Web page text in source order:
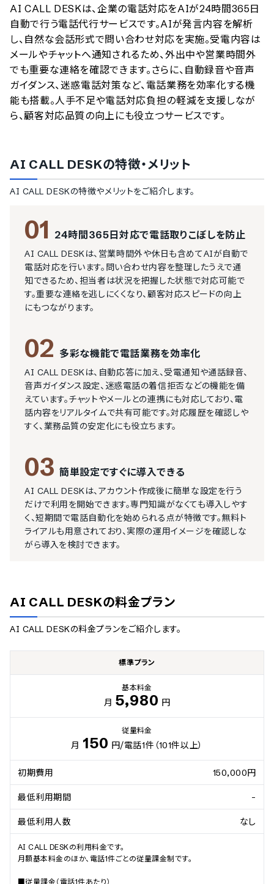
情報更新者：AI最強ナビ 編集部 情報取得元 掲載修正依頼
AI CALL DESKは、企業の電話対応をAIが24時間365日
自動で行う電話代行サービスです。AIが発言内容を解析
し、自然な会話形式で問い合わせ対応を実施。受電内容は
メールやチャットへ通知されるため、外出中や営業時間外
でも重要な連絡を確認できます。さらに、自動録音や音声
ガイダンス、迷惑電話対策など、電話業務を効率化する機
能も搭載。人手不足や電話対応負担の軽減を支援しなが
ら、顧客対応品質の向上にも役立つサービスです。
AI CALL DESKの特徴・メリット
AI CALL DESKの特徴やメリットをご紹介します。
01 24時間365日対応で電話取りこぼしを防止
AI CALL DESKは、営業時間外や休日も含めてAIが自動で
電話対応を行います。問い合わせ内容を整理したうえで通
知できるため、担当者は状況を把握した状態で対応可能で
す。重要な連絡を逃しにくくなり、顧客対応スピードの向上
にもつながります。
02 多彩な機能で電話業務を効率化
AI CALL DESKは、自動応答に加え、受電通知や通話録音、
音声ガイダンス設定、迷惑電話の着信拒否などの機能を備
えています。チャットやメールとの連携にも対応しており、電
話内容をリアルタイムで共有可能です。対応履歴を確認しや
すく、業務品質の安定化にも役立ちます。
03 簡単設定ですぐに導入できる
AI CALL DESKは、アカウント作成後に簡単な設定を行う
だけで利用を開始できます。専門知識がなくても導入しやす
く、短期間で電話自動化を始められる点が特徴です。無料ト
ライアルも用意されており、実際の運用イメージを確認しな
がら導入を検討できます。
AI CALL DESKの料金プラン
AI CALL DESKの料金プランをご紹介します。
標準プラン
基本料金
月 5,980 円
従量料金
月 150 円/電話1件（101件以上）
初期費用 150,000円
最低利用期間 -
最低利用人数 なし
AI CALL DESKの利用料金です。
月額基本料金のほか、電話1件ごとの従量課金制です。
■従量課金（電話1件あたり）